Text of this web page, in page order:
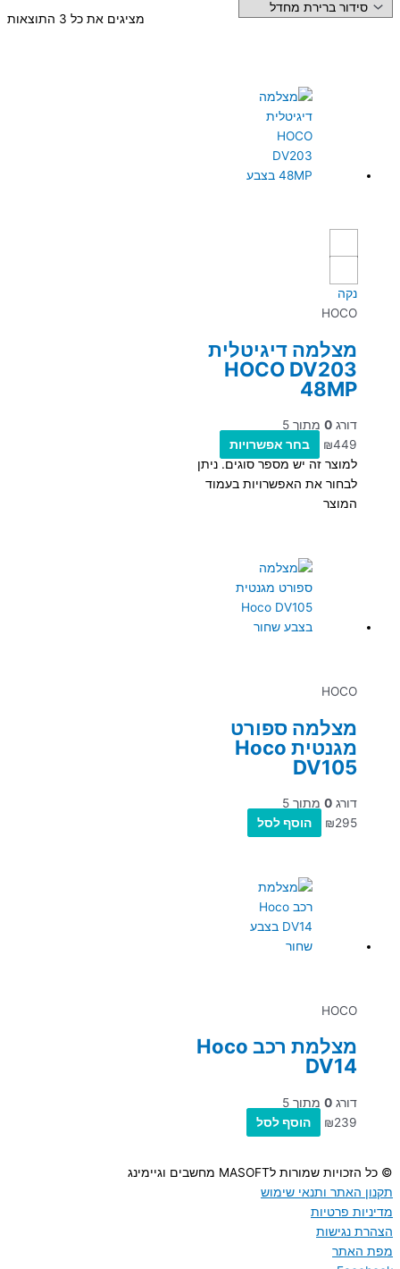
מציגים את כל ⁦3⁩ התוצאות
נקה
HOCO
מצלמה דיגיטלית
HOCO DV203
48MP
דורג 0 מתוך 5
₪449
בחר אפשרויות
למוצר זה יש מספר סוגים. ניתן
לבחור את האפשרויות בעמוד
המוצר
HOCO
מצלמה ספורט
מגנטית Hoco
DV105
דורג 0 מתוך 5
₪295 הוסף לסל
HOCO
מצלמת רכב Hoco
DV14
דורג 0 מתוך 5
₪239 הוסף לסל
© כל הזכויות שמורות לMASOFT מחשבים וגיימינג
תקנון האתר ותנאי שימוש
מדיניות פרטיות
הצהרת נגישות
מפת האתר